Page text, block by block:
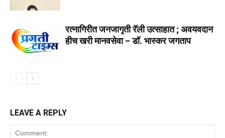
रत्नागिरीत जनजागृती रॅली उत्साहात ; अवयवदान
हीच खरी मानवसेवा – डॉ. भास्कर जगताप
LEAVE A REPLY